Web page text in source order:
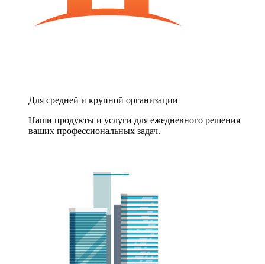
Для средней и крупной организации
Наши продукты и услуги для ежедневного решения
ваших профессиональных задач.